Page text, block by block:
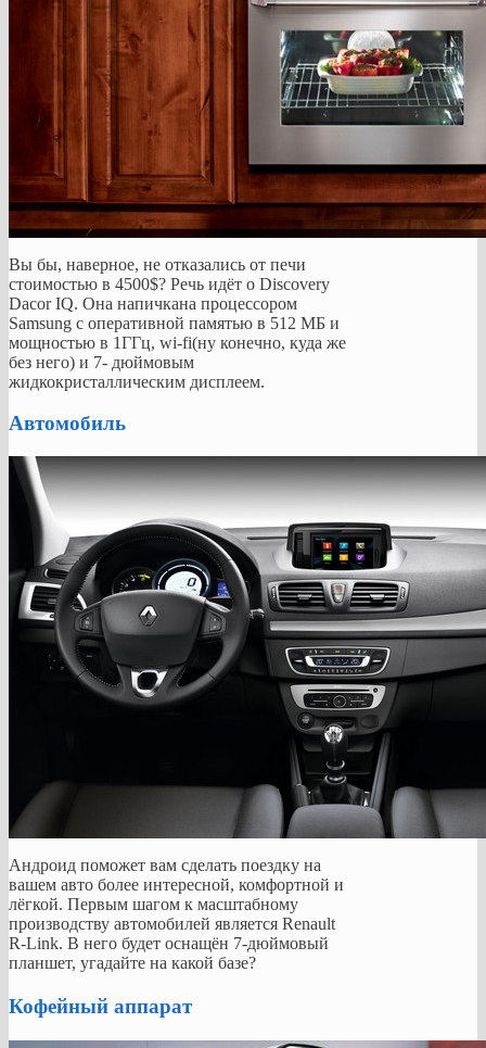
Вы бы, наверное, не отказались от печи
стоимостью в 4500$? Речь идёт о Discovery
Dacor IQ. Она напичкана процессором
Samsung с оперативной памятью в 512 МБ и
мощностью в 1ГГц, wi-fi(ну конечно, куда же
без него) и 7- дюймовым
жидкокристаллическим дисплеем.
Автомобиль
Андроид поможет вам сделать поездку на
вашем авто более интересной, комфортной и
лёгкой. Первым шагом к масштабному
производству автомобилей является Renault
R-Link. В него будет оснащён 7-дюймовый
планшет, угадайте на какой базе?
Кофейный аппарат